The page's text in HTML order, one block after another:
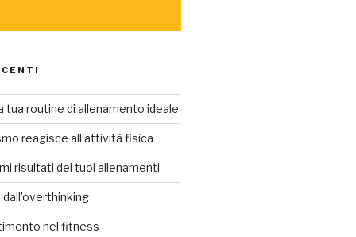
tua routine di allenamento ideale
reagisce all’attività fisica
risultati dei tuoi allenamenti
nel fitness